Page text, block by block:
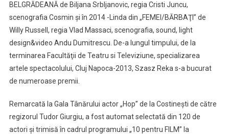
BELGRĂDEANĂ de Biljana Srbljanovic, regia Cristi Juncu,
scenografia Cosmin şi în 2014 -Linda din „FEMEI/BĂRBAŢI” de
Willy Russell, regia Vlad Massaci, scenografia, sound, light
design&video Andu Dumitrescu. De-a lungul timpului, de la
terminarea Facultăţii de Teatru si Televiziune, specializarea
artele spectacolului, Cluj Napoca-2013, Szasz Reka s-a bucurat
de numeroase premii.
Remarcată la Gala Tânărului actor „Hop” de la Costineşti de către
regizorul Tudor Giurgiu, a fost automat selectată din 120 de
actori şi trimisă în cadrul programului „10 pentru FILM” la